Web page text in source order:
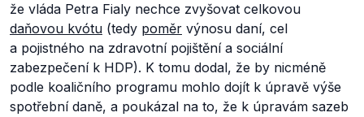
že vláda Petra Fialy nechce zvyšovat celkovou
daňovou kvótu (tedy poměr výnosu daní, cel
a pojistného na zdravotní pojištění a sociální
zabezpečení k HDP). K tomu dodal, že by nicméně
podle koaličního programu mohlo dojít k úpravě výše
spotřební daně, a poukázal na to, že k úpravám sazeb